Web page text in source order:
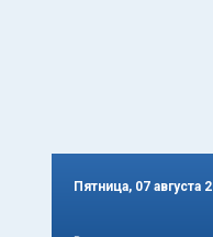
Пятница, 07 августа